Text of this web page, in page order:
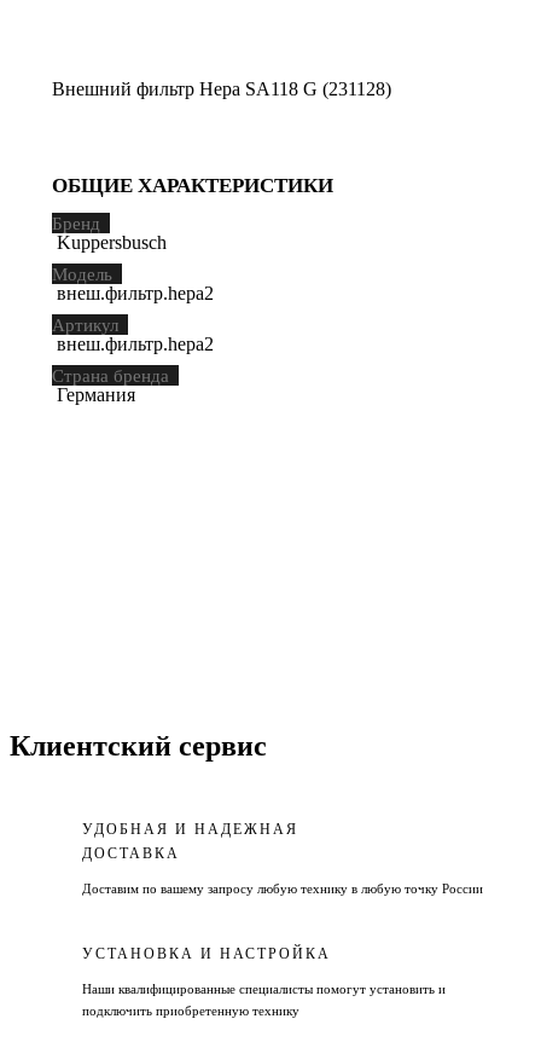
Внешний фильтр Hepa SA118 G (231128)
ОБЩИЕ ХАРАКТЕРИСТИКИ
Бренд
Kuppersbusch
Модель
внеш.фильтр.hepa2
Артикул
внеш.фильтр.hepa2
Страна бренда
Германия
Клиентский сервис
УДОБНАЯ И НАДЕЖНАЯ
ДОСТАВКА
Доставим по вашему запросу любую технику в любую точку России
УСТАНОВКА И НАСТРОЙКА
Наши квалифицированные специалисты помогут установить и
подключить приобретенную технику